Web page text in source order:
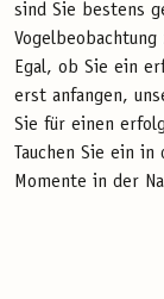
sind Sie bestens
Egal, ob Sie ein
erst anfangen,
Sie für einen
Tauchen Sie ein
Momente in der